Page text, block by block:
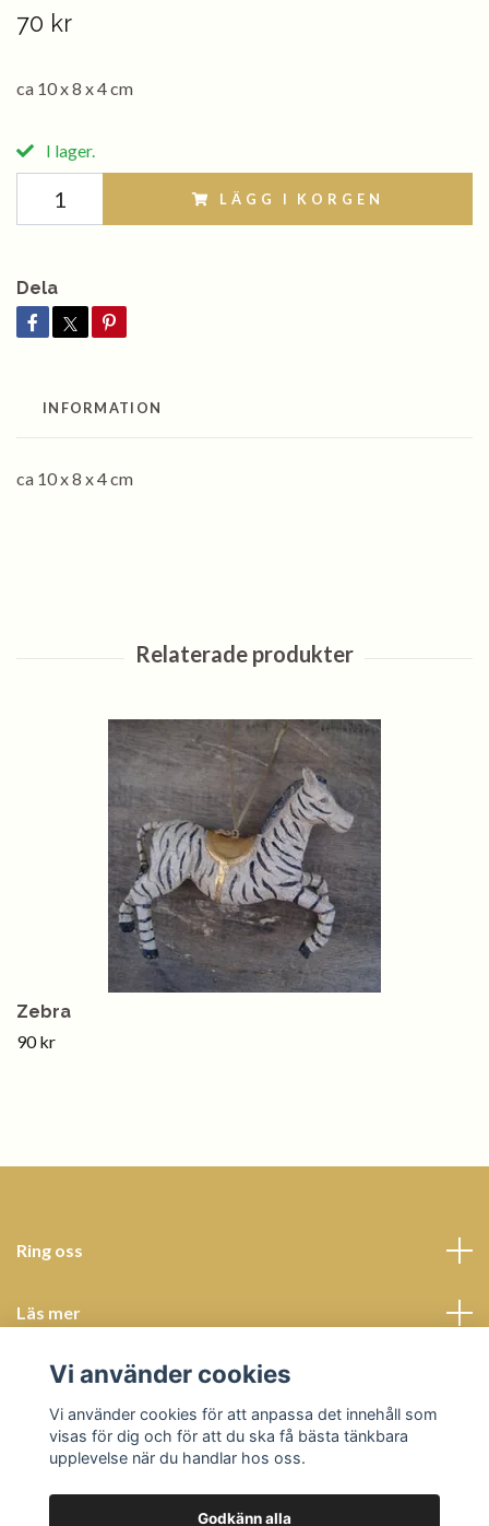
70 kr
ca 10 x 8 x 4 cm
I lager.
LÄGG I KORGEN
Dela
INFORMATION
ca 10 x 8 x 4 cm
Zebra
90 kr
Ring oss
Läs mer
Sociala medier
Vi använder cookies
Vi använder cookies för att anpassa det innehåll som
visas för dig och för att du ska få bästa tänkbara
upplevelse när du handlar hos oss.
Godkänn alla